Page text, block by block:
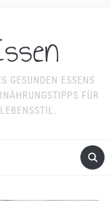
GESUNDEN ESSENS
FÜR